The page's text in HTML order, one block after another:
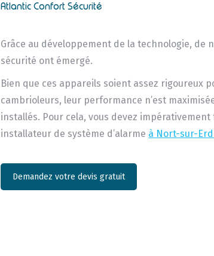
Atlantic Confort Sécurité
Grâce au développement de la technologie, de
sécurité ont émergé.
Bien que ces appareils soient assez rigoureux
cambrioleurs, leur performance n’est
installés. Pour cela, vous devez
installateur de système d’alarme à Nort-sur-
Demandez votre devis gratuit